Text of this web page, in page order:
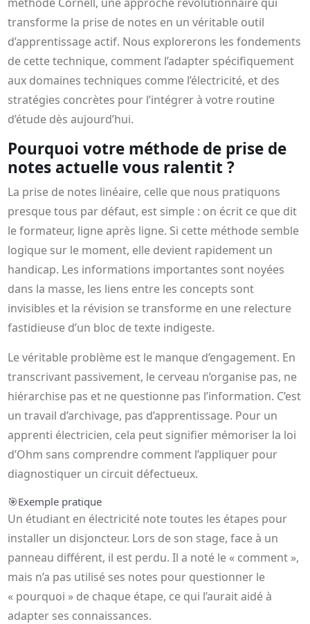
méthode Cornell, une approche révolutionnaire qui
transforme la prise de notes en un véritable outil
d’apprentissage actif. Nous explorerons les fondements
de cette technique, comment l’adapter spécifiquement
aux domaines techniques comme l’électricité, et des
stratégies concrètes pour l’intégrer à votre routine
d’étude dès aujourd’hui.
Pourquoi votre méthode de prise de
notes actuelle vous ralentit ?
La prise de notes linéaire, celle que nous pratiquons
presque tous par défaut, est simple : on écrit ce que dit
le formateur, ligne après ligne. Si cette méthode semble
logique sur le moment, elle devient rapidement un
handicap. Les informations importantes sont noyées
dans la masse, les liens entre les concepts sont
invisibles et la révision se transforme en une relecture
fastidieuse d’un bloc de texte indigeste.
Le véritable problème est le manque d’engagement. En
transcrivant passivement, le cerveau n’organise pas, ne
hiérarchise pas et ne questionne pas l’information. C’est
un travail d’archivage, pas d’apprentissage. Pour un
apprenti électricien, cela peut signifier mémoriser la loi
d’Ohm sans comprendre comment l’appliquer pour
diagnostiquer un circuit défectueux.
🎯Exemple pratique
Un étudiant en électricité note toutes les étapes pour
installer un disjoncteur. Lors de son stage, face à un
panneau différent, il est perdu. Il a noté le « comment »,
mais n’a pas utilisé ses notes pour questionner le
« pourquoi » de chaque étape, ce qui l’aurait aidé à
adapter ses connaissances.